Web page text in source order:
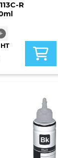
113C-R
HT